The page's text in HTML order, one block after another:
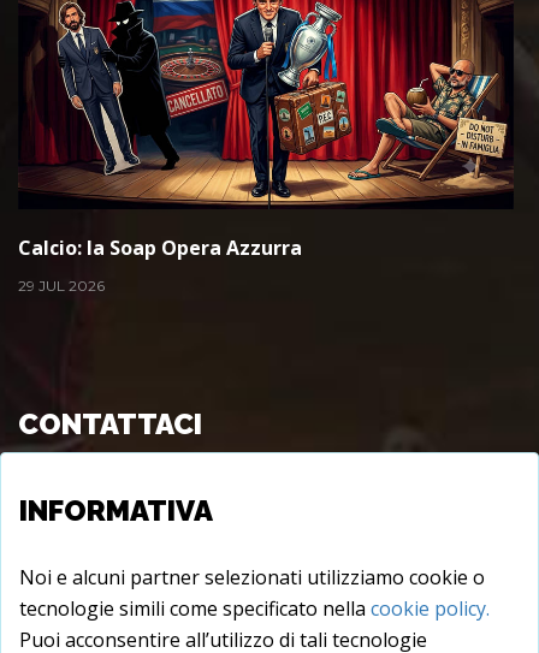
INFORMATIVA
Noi e alcuni partner selezionati utilizziamo cookie o
tecnologie simili come specificato nella cookie policy.
Puoi acconsentire all’utilizzo di tali tecnologie
Calcio: la Soap Opera Azzurra
29 JUL 2026
CONTATTACI
info@juxtare.com